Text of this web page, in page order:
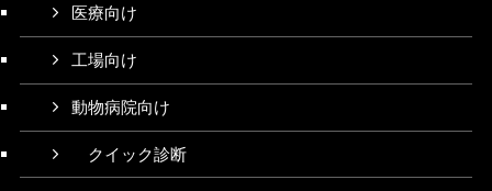
医療向け
工場向け
動物病院向け
クイック診断